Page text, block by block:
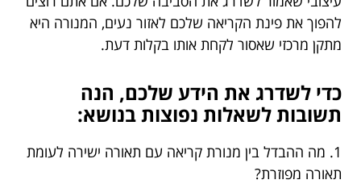
להפוך את פינת הקריאה שלכם לאזור נעים, המנורה היא
מתקן מרכזי שאסור לקחת אותו בקלות דעת.
כדי לשדרג את הידע שלכם, הנה
תשובות לשאלות נפוצות בנושא:
1. מה ההבדל בין מנורת קריאה עם תאורה ישירה לעומת
תאורה מפוזרת?